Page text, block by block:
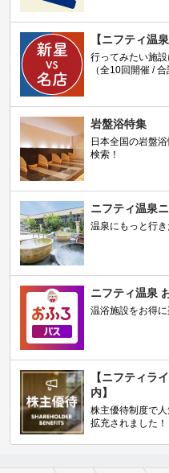
【ニフティ温
行ってみたい施
（全10回開催 / 合
岩盤浴特集
日本全国の岩盤
検索！
ニフティ温泉
温泉にもっと行
ニフティ温泉
温浴施設をお得
【ニフティラ
内】
株主優待制度で
拡充されました！